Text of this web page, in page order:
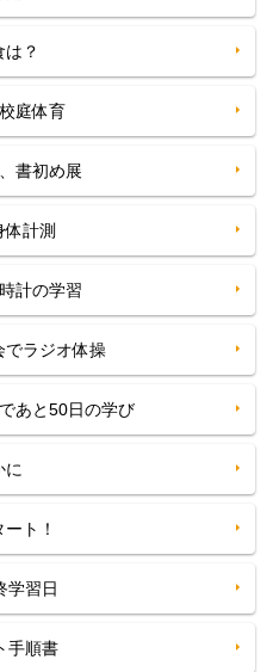
？
庭体育
書初め展
計測
計の学習
でラジオ体操
あと50日の学び
に
ト！
学習日
手順書